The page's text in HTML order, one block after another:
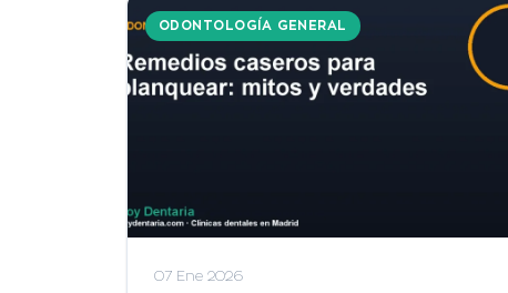
ODONTOLOGÍA GENERAL
07 Ene 2026